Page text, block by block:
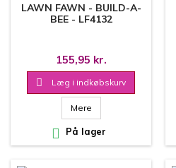
LAWN FAWN - BUILD-A-
BEE - LF4132
155,95 kr.
 Læg i indkøbskurv
Mere
 På lager